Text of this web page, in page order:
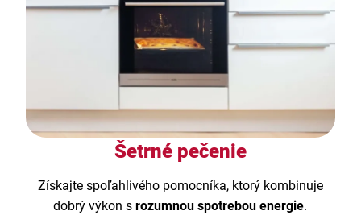
Šetrné pečenie
Získajte spoľahlivého pomocníka, ktorý kombinuje
dobrý výkon srozumnou spotrebou energie.